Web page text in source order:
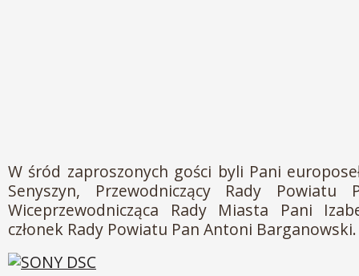
W śród zaproszonych gości byli Pani
Senyszyn, Przewodniczący Rady Powiatu
Wiceprzewodnicząca Rady Miasta Pani
członek Rady Powiatu Pan Antoni Barganowski.